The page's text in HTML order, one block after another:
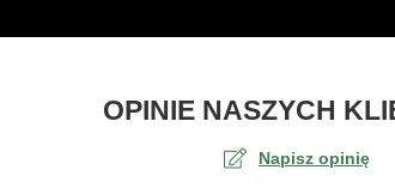
OPINIE NASZYCH
Napisz opinię